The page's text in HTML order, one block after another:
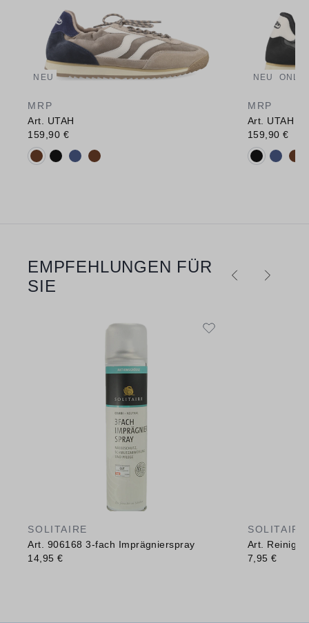
NEU
MRP
Art. UTAH
159,90 €
Verfügbare Farbvarianten:
NEU
MRP
Art. UTAH
159,90 €
Verfügbare
Produktgalerie überspringen
EMPFEHLUNGEN FÜR
SIE
SOLITAIRE
Art. 906168 3-fach Imprägnierspray
14,95 €
SOLITAIRE
Art.
7,95 €